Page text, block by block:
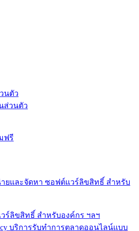
นตัว
ส่วนตัว
ร์ลิขสิทธิ์ สำหรับองค์กร ฯลฯ